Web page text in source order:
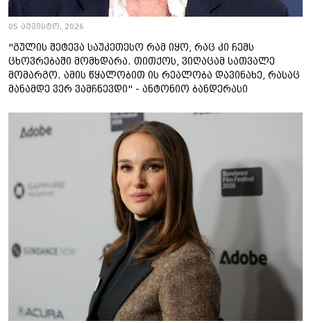
05 აგვისტო, 2026
"გულის შეტევა საუკეთესო რამ იყო, რაც კი ჩემს
ცხოვრებაში მომხდარა. თითქოს, ვიღაცამ სათვალე
მომარგო. ამის წყალობით ის რეალობა დავინახე, რასაც
მანამდე ვერ ვამჩნევდი" - ანტონიო ბანდერასი